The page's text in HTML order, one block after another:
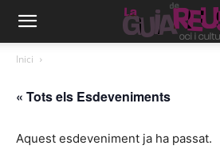
Inici
« Tots els Esdeveniments
Aquest esdeveniment ja ha passat.